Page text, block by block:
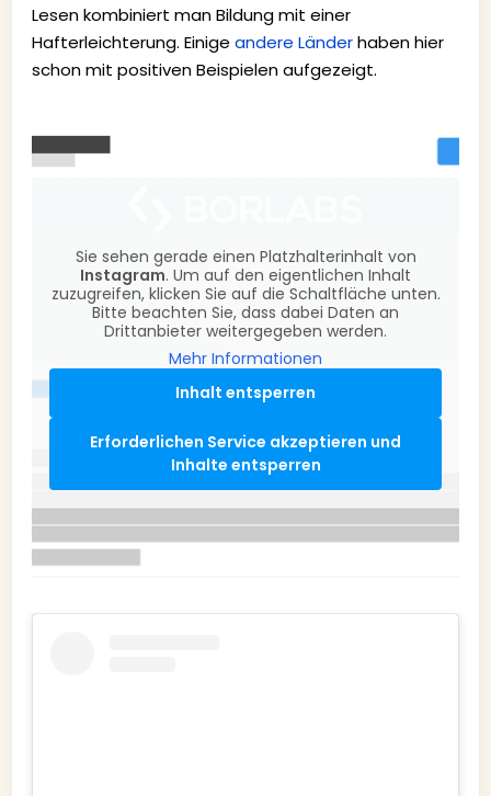
Lesen kombiniert man Bildung mit einer
Hafterleichterung. Einige andere Länderhaben hier
schon mit positiven Beispielen aufgezeigt.
Sie sehen gerade einen Platzhalterinhalt von
Instagram. Um auf den eigentlichen Inhalt
zuzugreifen, klicken Sie auf die Schaltfläche unten.
Bitte beachten Sie, dass dabei Daten an
Drittanbieter weitergegeben werden.
Mehr Informationen
Inhalt entsperren
Erforderlichen Service akzeptieren und
Inhalte entsperren